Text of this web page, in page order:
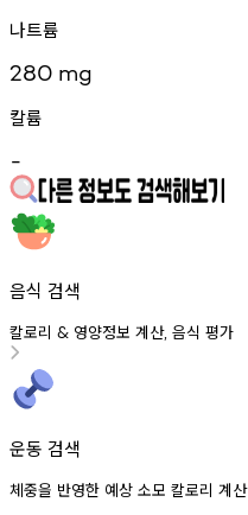
나트륨
280 mg
칼륨
-
음식 검색
칼로리 & 영양정보 계산, 음식 평가
운동 검색
체중을 반영한 예상 소모 칼로리 계산